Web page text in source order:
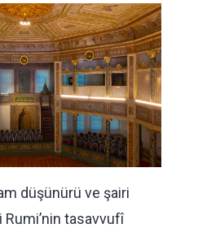
düşünürü ve şairi
tasavvufî